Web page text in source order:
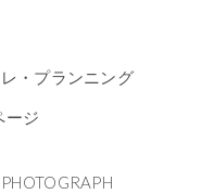
・プランニング
ージ